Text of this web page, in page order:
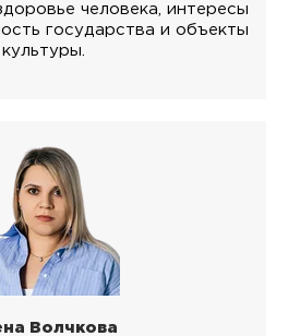
человека, интересы
государства и объекты
культуры.
Волчкова